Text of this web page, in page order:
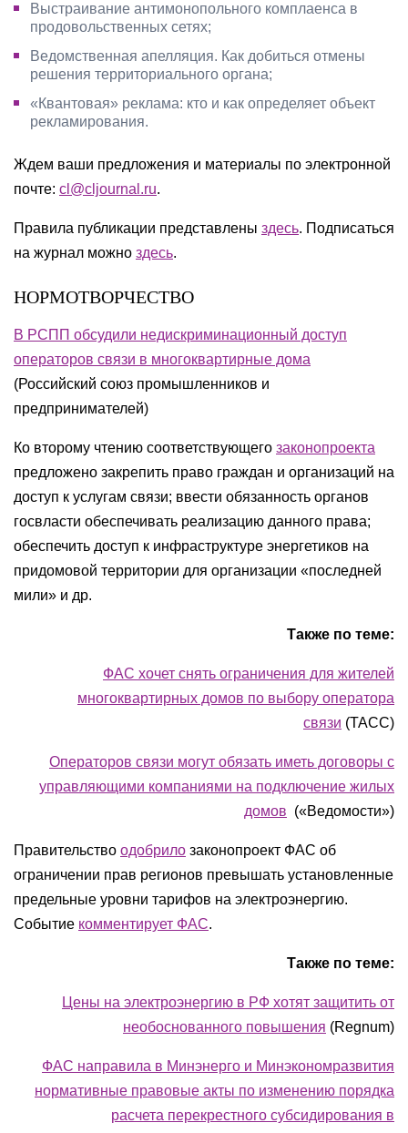
Выстраивание антимонопольного комплаенса в
продовольственных сетях;
Ведомственная апелляция. Как добиться отмены
решения территориального органа;
«Квантовая» реклама: кто и как определяет объект
рекламирования.
Ждем ваши предложения и материалы по электронной
почте: cl@cljournal.ru.
Правила публикации представлены здесь. Подписаться
на журнал можно здесь.
НОРМОТВОРЧЕСТВО
В РСПП обсудили недискриминационный доступ
операторов связи в многоквартирные дома
(Российский союз промышленников и
предпринимателей)
Ко второму чтению соответствующего законопроекта
предложено закрепить право граждан и организаций на
доступ к услугам связи; ввести обязанность органов
госвласти обеспечивать реализацию данного права;
обеспечить доступ к инфраструктуре энергетиков на
придомовой территории для организации «последней
мили» и др.
Также по теме:
ФАС хочет снять ограничения для жителей
многоквартирных домов по выбору оператора
связи (ТАСС)
Операторов связи могут обязать иметь договоры с
управляющими компаниями на подключение жилых
домов («Ведомости»)
Правительство одобрило законопроект ФАС об
ограничении прав регионов превышать установленные
предельные уровни тарифов на электроэнергию.
Событие комментирует ФАС.
Также по теме:
Цены на электроэнергию в РФ хотят защитить от
необоснованного повышения (Regnum)
ФАС направила в Минэнерго и Минэкономразвития
нормативные правовые акты по изменению порядка
расчета перекрестного субсидирования в